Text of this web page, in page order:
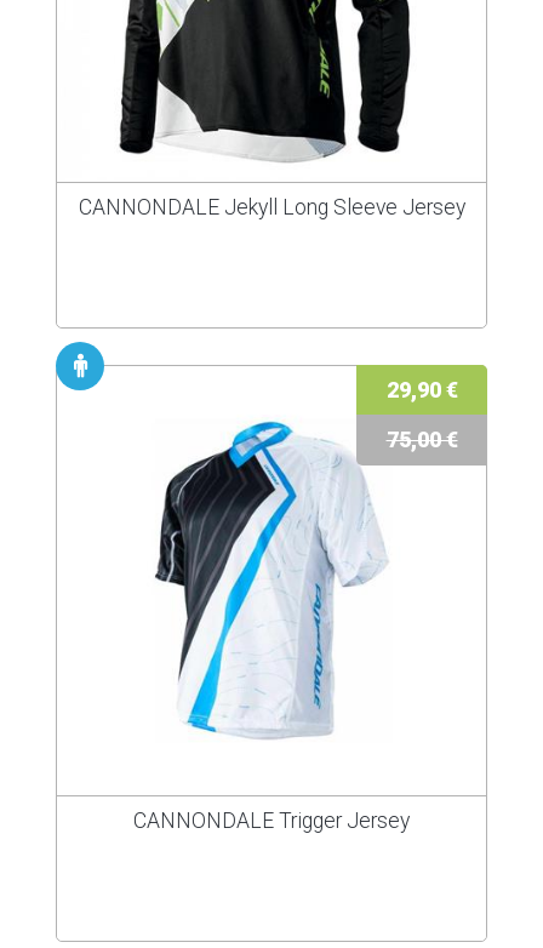
CANNONDALE Jekyll Long Sleeve Jersey
29,90 €
75,00 €
CANNONDALE Trigger Jersey